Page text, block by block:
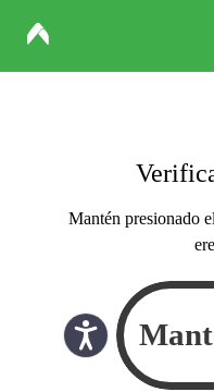
Mantén presionado